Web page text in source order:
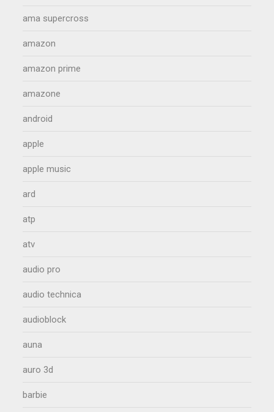
ama supercross
amazon
amazon prime
amazone
android
apple
apple music
ard
atp
atv
audio pro
audio technica
audioblock
auna
auro 3d
barbie